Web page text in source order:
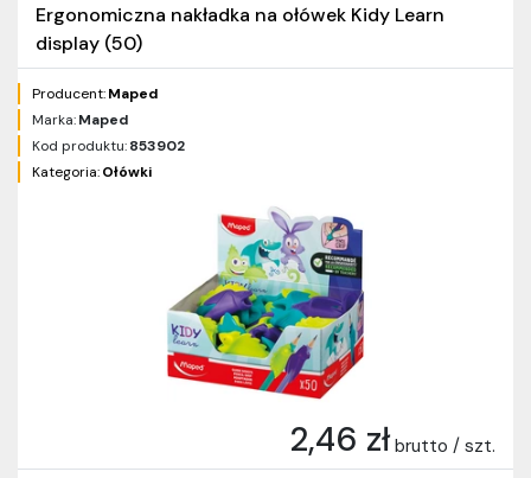
Ergonomiczna nakładka na ołówek Kidy Learn
display (50)
Producent:Maped
Marka:Maped
Kod produktu:853902
Kategoria:Ołówki
2,46 zł brutto / szt.